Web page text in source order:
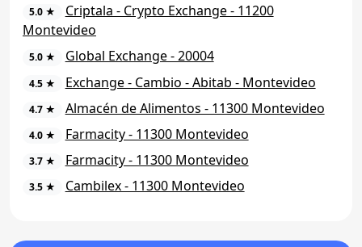
5.0 ★
Criptala - Crypto Exchange - 11200
Montevideo
5.0 ★ Global Exchange - 20004
4.5 ★ Exchange - Cambio - Abitab - Montevideo
4.7 ★ Almacén de Alimentos - 11300 Montevideo
4.0 ★ Farmacity - 11300 Montevideo
3.7 ★ Farmacity - 11300 Montevideo
3.5 ★ Cambilex - 11300 Montevideo